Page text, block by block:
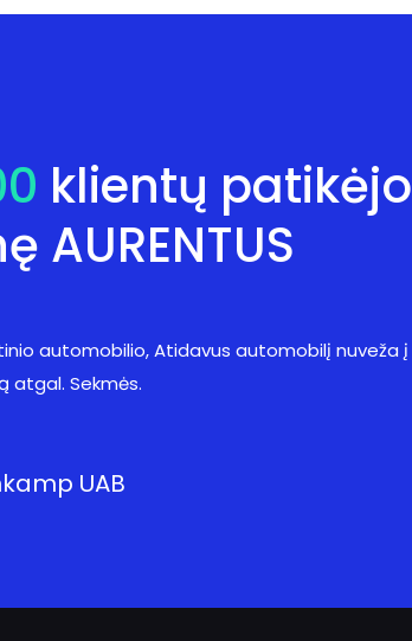
klientų patikėjo
AURENTUS
automobilio, Atidavus automobilį nuveža į
atgal. Sekmės.
UAB